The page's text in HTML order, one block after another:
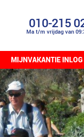
010-215
Ma t/m vrijdag van
MIJNVAKANTIE INLOG